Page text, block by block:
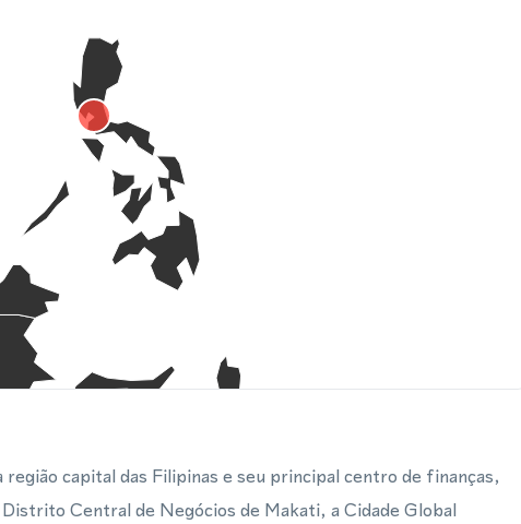
capital das Filipinas e seu principal centro de finanças,
Central de Negócios de Makati, a Cidade Global